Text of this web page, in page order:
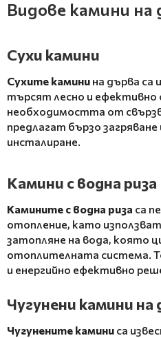
Видове камини на
Сухи камини
Сухите камини на дърва са
търсят лесно и ефективно
необходимостта от
предлагат бързо загряване
инсталиране.
Камини с водна риза
Камините с водна риза са
отопление, като
затопляне на вода, която
отоплителната система.
и енергийно ефективно
Чугунени камини на
Чугунените камини са